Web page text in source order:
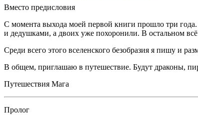
Вместо предисловия
С момента выхода моей первой книги прошло три
и дедушками, а двоих уже похоронили. В остальном
Среди всего этого вселенского безобразия я пишу и
В общем, приглашаю в путешествие. Будут драконы,
Путешествия Мага
Пролог